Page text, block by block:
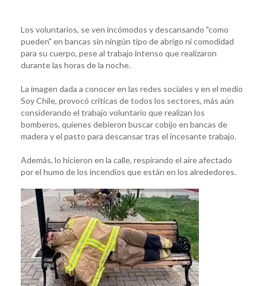
Los voluntarios, se ven incómodos y descansando "como
pueden" en bancas sin ningún tipo de abrigo ni comodidad
para su cuerpo, pese al trabajo intenso que realizaron
durante las horas de la noche.
La imagen dada a conocer en las redes sociales y en el medio
Soy Chile, provocó críticas de todos los sectores, más aún
considerando el trabajo voluntario que realizan los
bomberos, quienes debieron buscar cobijo en bancas de
madera y el pasto para descansar tras el incesante trabajo.
Además, lo hicieron en la calle, respirando el aire afectado
por el humo de los incendios que están en los alrededores.